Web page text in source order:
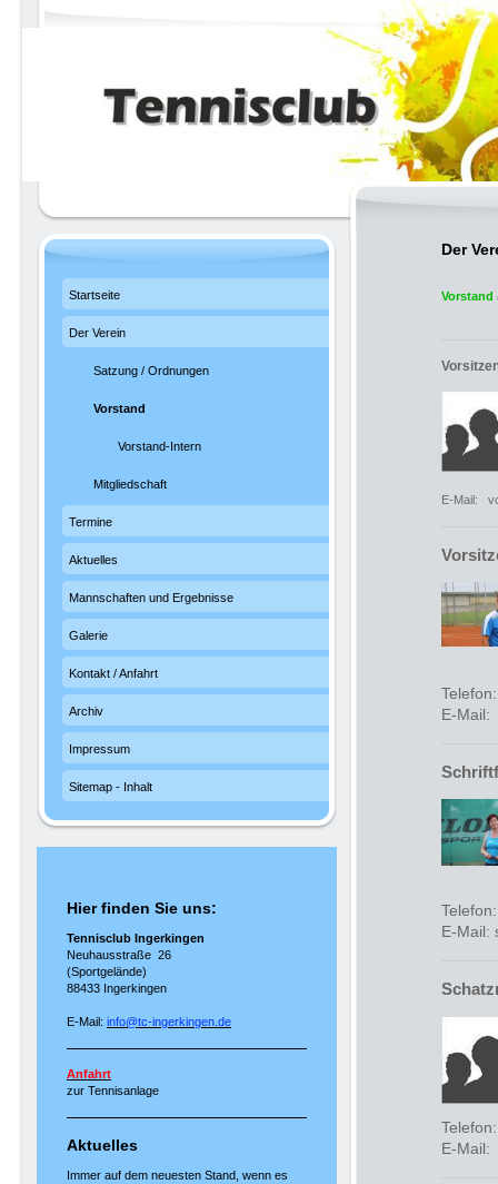
Der
Vorstand
E-Mail:
E-Mail:
E-Mail:
E-Mail:
Startseite
Der Verein
Satzung / Ordnungen
Vorstand
Vorstand-Intern
Mitgliedschaft
Termine
Aktuelles
Mannschaften und Ergebnisse
Galerie
Kontakt / Anfahrt
Archiv
Impressum
Sitemap - Inhalt
Hier finden Sie uns:
Tennisclub Ingerkingen
Neuhausstraße 26
(Sportgelände)
88433 Ingerkingen
E-Mail: info@tc-ingerkingen.de
Anfahrt
zur Tennisanlage
Aktuelles
Immer auf dem neuesten Stand, wenn es